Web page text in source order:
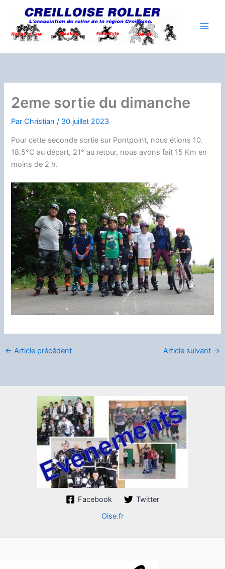
contenu
2eme sortie du dimanche
ParChristian/ 30 juillet 2023
Pour cette seconde sortie sur Pontpoint, nous étions 10.
18.5°C au départ, 21° au retour, nous avons fait 15 Km en
moins de 2 h.
← Article précédent Article suivant →
Facebook
Twitter
Oise.fr